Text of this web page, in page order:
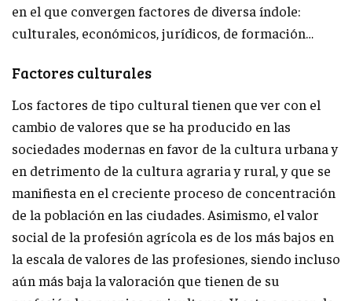
en el que convergen factores de diversa índole:
culturales, económicos, jurídicos, de formación…
Factores culturales
Los factores de tipo cultural tienen que ver con el
cambio de valores que se ha producido en las
sociedades modernas en favor de la cultura urbana y
en detrimento de la cultura agraria y rural, y que se
manifiesta en el creciente proceso de concentración
de la población en las ciudades. Asimismo, el valor
social de la profesión agrícola es de los más bajos en
la escala de valores de las profesiones, siendo incluso
aún más baja la valoración que tienen de su